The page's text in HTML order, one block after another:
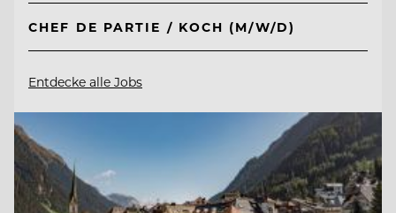
CHEF DE PARTIE / KOCH (M/W/D)
Entdecke alle Jobs